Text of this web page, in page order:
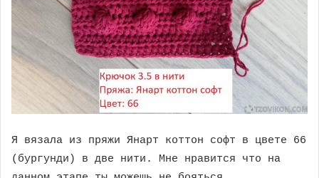
Я вязала из пряжи Янарт коттон софт в цвете 66
(бургунди) в две нити. Мне нравится что на